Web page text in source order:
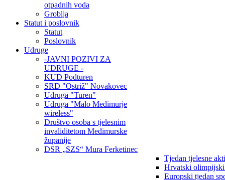
otpadnih voda
Groblja
Statut i poslovnik
Statut
Poslovnik
Udruge
-JAVNI POZIVI ZA
UDRUGE -
KUD Podturen
SRD "Ostriž" Novakovec
Udruga "Turen"
Udruga "Malo Međimurje
wireless"
Društvo osoba s tjelesnim
invaliditetom Međimurske
županije
DSR „SZS“ Mura Ferketinec
Tjedan tjelesne
Hrvatski
Europski tjedan